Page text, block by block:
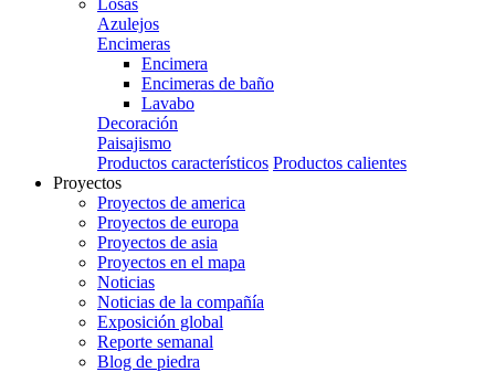
Azulejos
Encimeras
Encimera
Encimeras de baño
Lavabo
Decoración
Paisajismo
Productos característicos Productos calientes
Proyectos
Proyectos de america
Proyectos de europa
Proyectos de asia
Proyectos en el mapa
Noticias
Noticias de la compañía
Exposición global
Reporte semanal
Blog de piedra